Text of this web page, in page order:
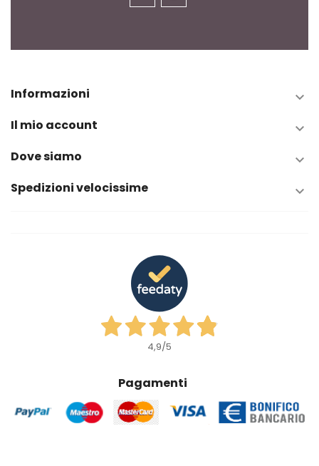
Informazioni 
Il mio account 
Dove siamo 
Spedizioni velocissime 
4,9/5
Pagamenti